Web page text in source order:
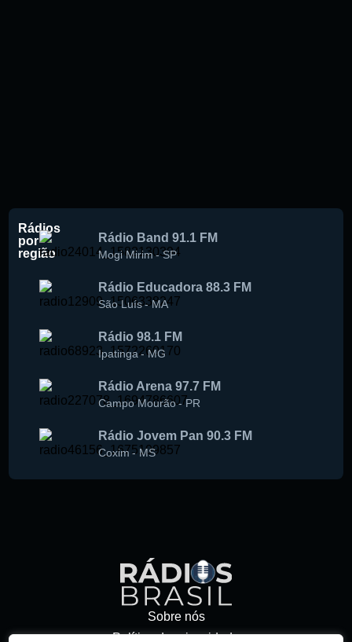
Rádios
por
região
Rádio Band 91.1 FM
Mogi Mirim-SP
Rádio Educadora 88.3 FM
São Luís-MA
Rádio 98.1 FM
Ipatinga -MG
Rádio Arena 97.7 FM
Campo Mourão-PR
Rádio Jovem Pan 90.3 FM
Coxim -MS
Sobre nós
Política de privacidade